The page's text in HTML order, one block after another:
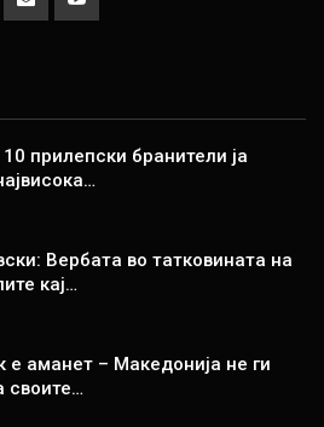
прилепски бранители ја
Вербата во татковината на
кај…
е аманет – Македонија не ги
своите…